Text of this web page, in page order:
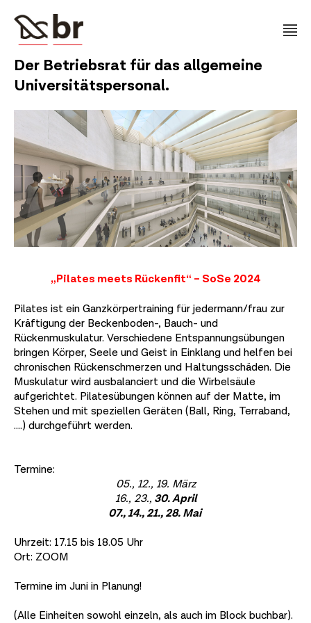
Der Betriebsrat für das allgemeine
Universitätspersonal.
„Pilates meets Rückenfit“ – SoSe 2024
Pilates ist ein Ganzkörpertraining für jedermann/frau zur
Kräftigung der Beckenboden-, Bauch- und
Rückenmuskulatur. Verschiedene Entspannungsübungen
bringen Körper, Seele und Geist in Einklang und helfen bei
chronischen Rückenschmerzen und Haltungsschäden. Die
Muskulatur wird ausbalanciert und die Wirbelsäule
aufgerichtet. Pilatesübungen können auf der Matte, im
Stehen und mit speziellen Geräten (Ball, Ring, Terraband,
….) durchgeführt werden.
Termine:
05., 12., 19. März
16., 23., 30. April
07., 14., 21., 28. Mai
Uhrzeit: 17.15 bis 18.05 Uhr
Ort: ZOOM
Termine im Juni in Planung!
(Alle Einheiten sowohl einzeln, als auch im Block buchbar).